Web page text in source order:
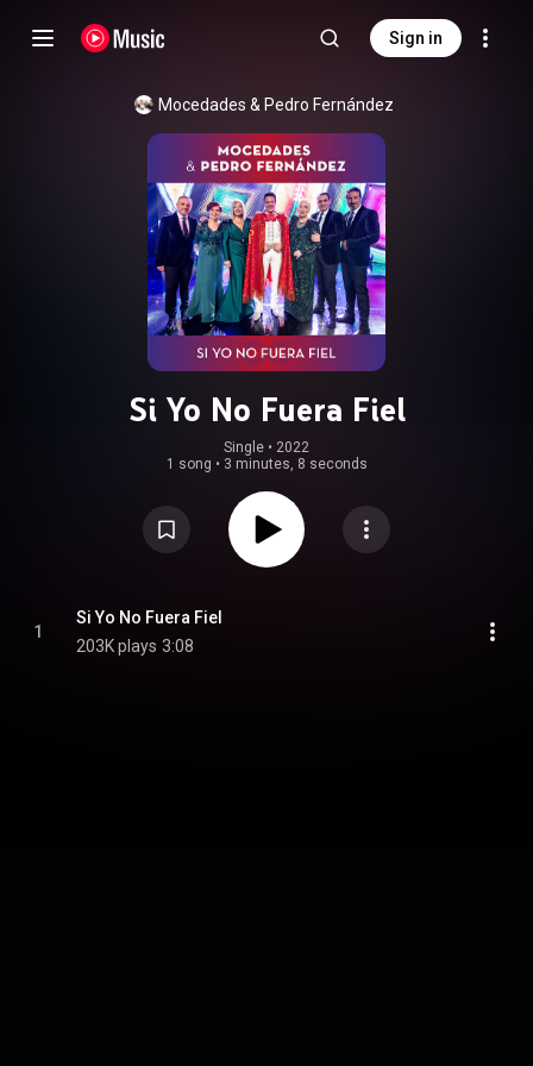
Sign in
Mocedades & Pedro Fernández
Si Yo No Fuera Fiel
Single • 2022
1 song • 3 minutes, 8 seconds
1
Si Yo No Fuera Fiel
203K plays 3:08